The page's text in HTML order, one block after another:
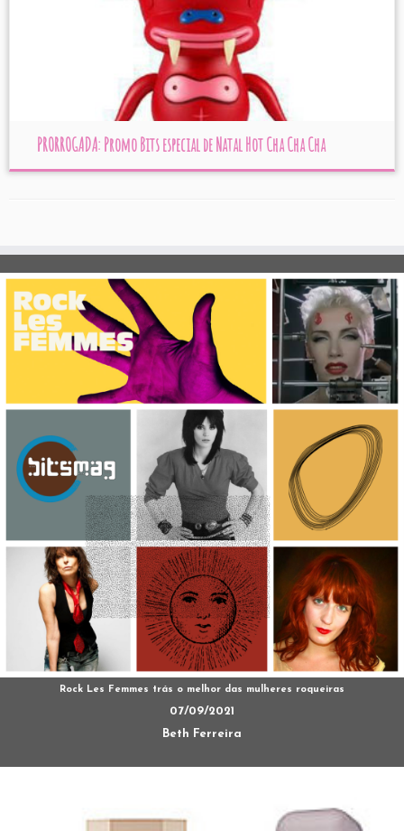
PRORROGADA: Promo Bits especial de Natal Hot Cha Cha Cha
Rock Les Femmes trás o melhor das mulheres roqueiras
07/09/2021
Beth Ferreira